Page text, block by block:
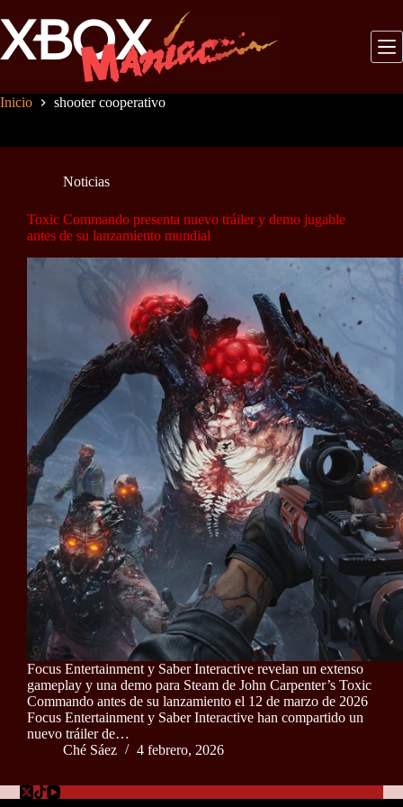
al
contenido
Inicio shooter cooperativo
Noticias
Toxic Commando presenta nuevo tráiler y demo jugable
antes de su lanzamiento mundial
Focus Entertainment y Saber Interactive revelan un extenso
gameplay y una demo para Steam de John Carpenter’s Toxic
Commando antes de su lanzamiento el 12 de marzo de 2026
Focus Entertainment y Saber Interactive han compartido un
nuevo tráiler de…
Ché Sáez
4 febrero, 2026